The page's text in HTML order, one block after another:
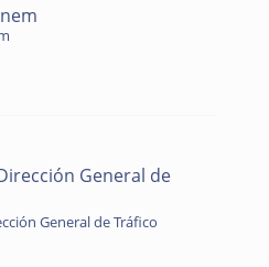
General de
General de Tráfico